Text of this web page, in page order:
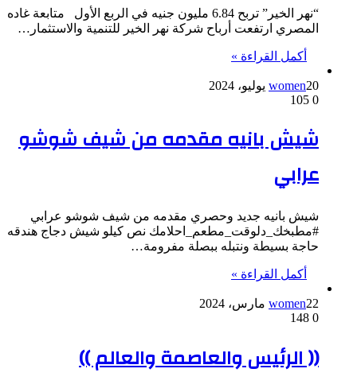
“نهر الخير” تربح 6.84 مليون جنيه في الربع الأول متابعة غاده
المصري ارتفعت أرباح شركة نهر الخير للتنمية والاستثمار…
أكمل القراءة »
women20 يوليو، 2024
0
شيش بانيه مقدمه من شيف شوشو
عرابي
شيش بانيه جديد وحصري مقدمه من شيف شوشو عرابي
#مطبخك_دلوقت_مطعم_احلامك نص كيلو شيش دجاج هندقه
حاجة بسيطة ونتبله ببصلة مفرومة…
أكمل القراءة »
women22 مارس، 2024
0
(( الرئيس والعاصمة والعالم ))